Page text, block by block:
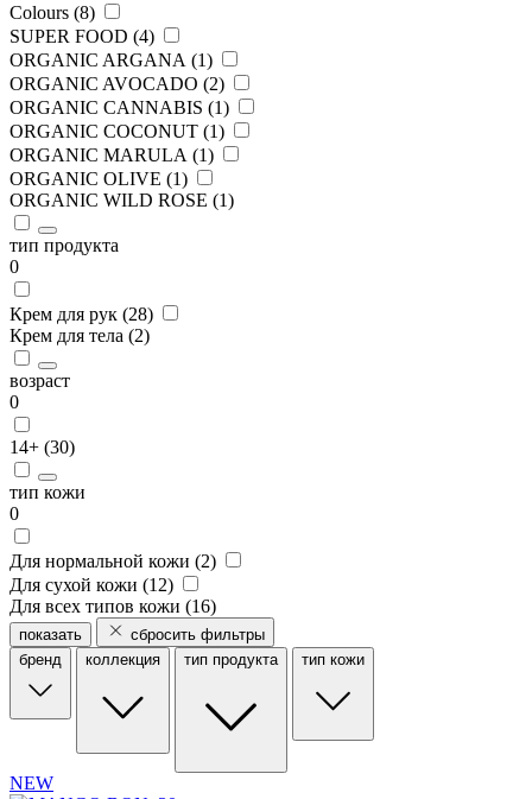
Colours (8)
SUPER FOOD (4)
ORGANIC ARGANA (1)
ORGANIC AVOCADO (2)
ORGANIC CANNABIS (1)
ORGANIC COCONUT (1)
ORGANIC MARULA (1)
ORGANIC OLIVE (1)
ORGANIC WILD ROSE (1)
тип продукта
0
Крем для рук (28)
Крем для тела (2)
возраст
0
14+ (30)
тип кожи
0
Для нормальной кожи (2)
Для сухой кожи (12)
Для всех типов кожи (16)
показать
сбросить фильтры
бренд
коллекция тип продукта тип кожи
NEW